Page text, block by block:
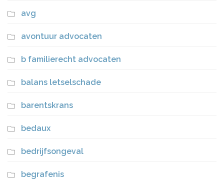
avg
avontuur advocaten
b familierecht advocaten
balans letselschade
barentskrans
bedaux
bedrijfsongeval
begrafenis